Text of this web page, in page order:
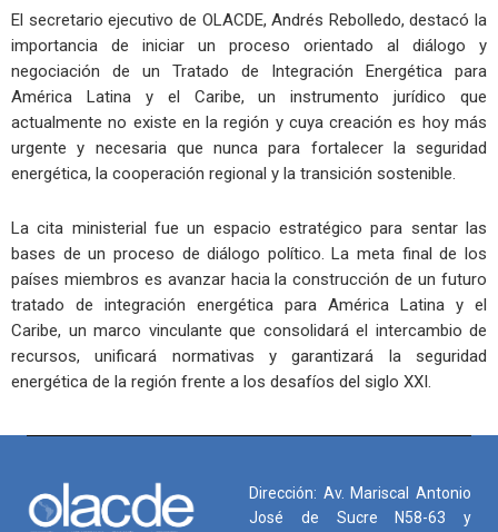
El secretario ejecutivo de OLACDE, Andrés Rebolledo, destacó la
importancia de iniciar un proceso orientado al diálogo y
negociación de un Tratado de Integración Energética para
América Latina y el Caribe, un instrumento jurídico que
actualmente no existe en la región y cuya creación es hoy más
urgente y necesaria que nunca para fortalecer la seguridad
energética, la cooperación regional y la transición sostenible.
La cita ministerial fue un espacio estratégico para sentar las
bases de un proceso de diálogo político. La meta final de los
países miembros es avanzar hacia la construcción de un futuro
tratado de integración energética para América Latina y el
Caribe, un marco vinculante que consolidará el intercambio de
recursos, unificará normativas y garantizará la seguridad
energética de la región frente a los desafíos del siglo XXI.
Dirección: Av. Mariscal Antonio
José de Sucre N58-63 y